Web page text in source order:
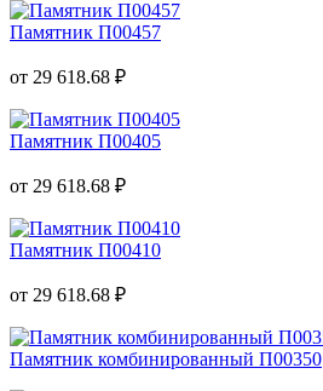
Памятник П00457
от 29 618.68 ₽
Памятник П00405
от 29 618.68 ₽
Памятник П00410
от 29 618.68 ₽
Памятник комбинированный П00350